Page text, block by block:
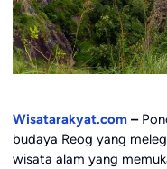
Wisatarakyat.com–
budaya Reog yang
wisata alam yang